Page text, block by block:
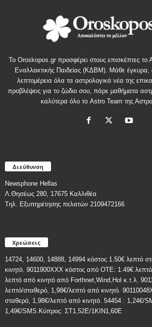
Το Oroskopos.gr προσφέρει στους επισκέπτες το
Εναλλακτικής Παιδείας (ΚΔΒΜ). Μάθε έγκυρα,
λεπτομέρεια όλα τα αστρολογικά νέα της
προβλέψεις για το ζώδιο σου, πάρε μαθήματα
καλύτερα όλο το Astro Team της
Διεύθυνση
Newsphone Hellas
Λ.Θησέως 280, 17675 Καλλιθέα
Tηλ. Εξυπηρέτησης πελατών 2109472166
Χρεώσεις
14724, 14600, 14888, 14994 κόστος 1.50€ λεπτό
κινητό. 9011900ΧΧΧ κόστος από ΟΤΕ: 1.49€
λεπτό από κινητό από Forthnet,Wind,Hol κ.τ.λ.
λεπτό/σταθερό, 1,98€/λεπτό από κινητό.
σταθερό, 1,98€/λεπτό από κινητό. 54454 : 1,24€/
1,49€/SMS.Κύπρος: ΣT1,52E/1KIN1,60E